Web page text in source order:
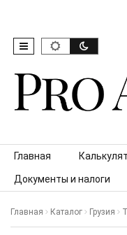
Skip to content
Главная
Документы и налоги
Главная Каталог Грузия